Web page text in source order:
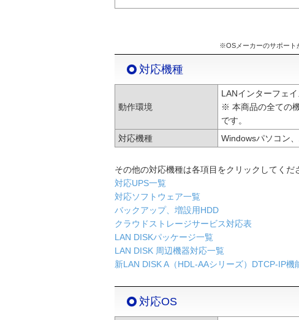
※OSメーカーのサポート
対応機種
動作環境
LANインターフェ
※ 本商品の全ての
です。
対応機種
Windowsパソコン
その他の対応機種は各項目をクリックしてくだ
対応UPS一覧
対応ソフトウェア一覧
バックアップ、増設用HDD
クラウドストレージサービス対応表
LAN DISKパッケージ一覧
LAN DISK 周辺機器対応一覧
新LAN DISK A（HDL-AAシリーズ）DTCP-IP機
対応OS